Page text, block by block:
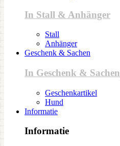
In Stall & Anhänger
Stall
Anhänger
Geschenk & Sachen
In Geschenk & Sachen
Geschenkartikel
Hund
Informatie
Informatie